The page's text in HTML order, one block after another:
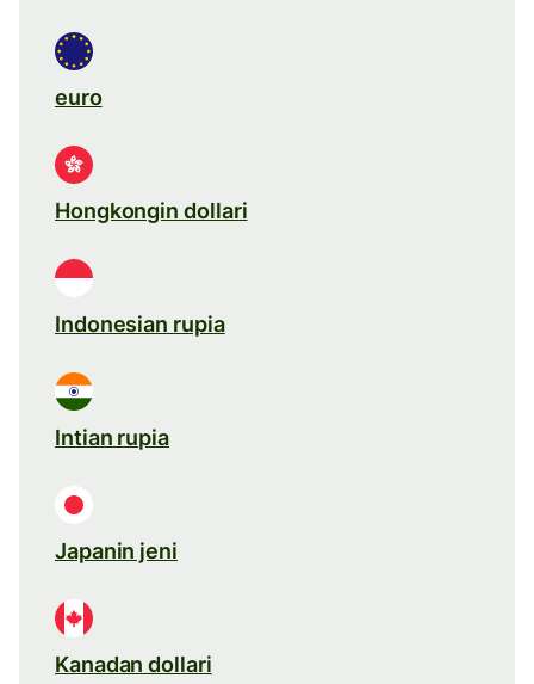
euro
Hongkongin dollari
Indonesian rupia
Intian rupia
Japanin jeni
Kanadan dollari